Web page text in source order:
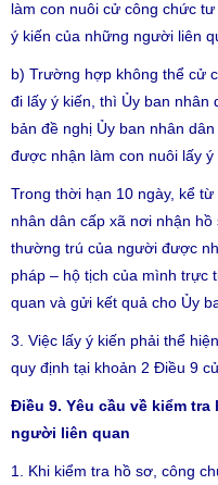
làm con nuôi cử công chức
ý kiến của những người liên
b) Trường hợp không thể cử
đi lấy ý kiến, thì Ủy ban nhân
bản đề nghị Ủy ban nhân
được nhận làm con nuôi lấy
Trong thời hạn 10 ngày, kể
nhân dân cấp xã nơi nhận
thường trú của người được
pháp – hộ tịch của mình trực
quan và gửi kết quả cho Ủy
3. Việc lấy ý kiến phải thể
quy định tại khoản 2 Điều 9
Điều 9. Yêu cầu về kiểm
người liên quan
1. Khi kiểm tra hồ sơ, công